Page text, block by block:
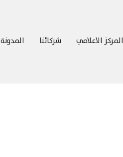
المركز الاعلامي شركائنا المدونة